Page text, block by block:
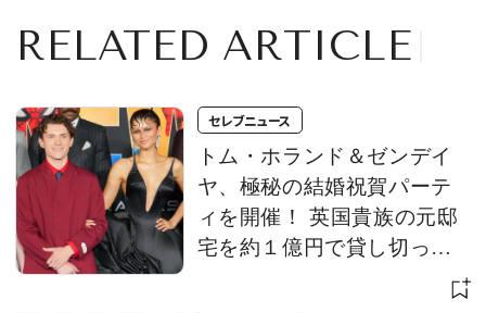
RELATED ARTICLE
セレブニュース
トム・ホランド＆ゼンデイ
ヤ、極秘の結婚祝賀パーテ
ィを開催！ 英国貴族の元邸
宅を約１億円で貸し切っ
て、プライバシーを守り抜